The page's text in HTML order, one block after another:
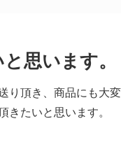
思います。
頂き、商品にも大変
きたいと思います。